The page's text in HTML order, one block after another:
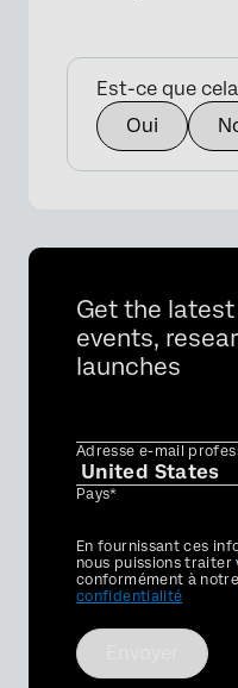
Est-ce que
Oui
Get the
events,
launches
Adresse e-mail
Pays*
Privacy
Optin
En fournissant ces
nous puissions traiter
conformément à notre
confidentialité